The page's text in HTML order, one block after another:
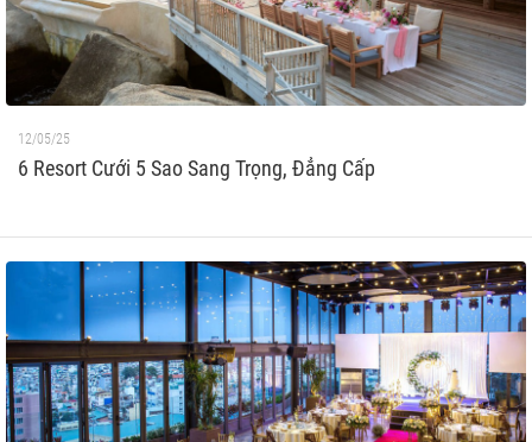
12/05/25
6 Resort Cưới 5 Sao Sang Trọng, Đẳng Cấp